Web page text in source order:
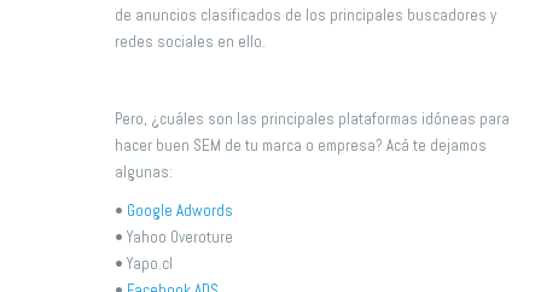
de anuncios clasificados de los principales buscadores y
redes sociales en ello.
Pero, ¿cuáles son las principales plataformas idóneas para
hacer buen SEM de tu marca o empresa? Acá te dejamos
algunas:
• Google Adwords
• Yahoo Overoture
• Yapo.cl